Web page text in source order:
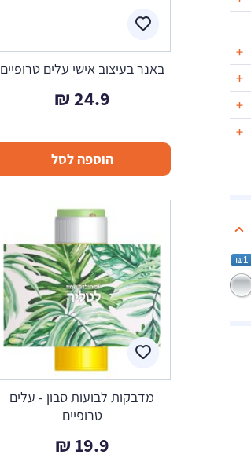
₪1
באנר בעיצוב אישי עלים טרופיים
24.9
₪
הוספה לסל
מדבקות לבועות סבון - עלים
טרופיים
19.9
₪